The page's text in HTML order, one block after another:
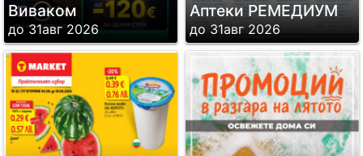
Виваком
до 31авг 2026
Аптеки РЕМЕДИУМ
до 31авг 2026